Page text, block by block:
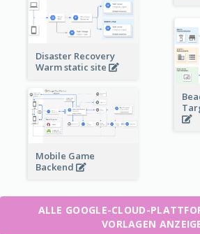
Disaster Recovery
Warm static site
Mobile Game
Backend
ALLE GOOGLE-CLOUD-
VORLAGEN